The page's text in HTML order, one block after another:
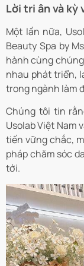
Lời tri ân và kỳ
Một lần nữa,
Beauty Spa by
hành cùng
nhau phát triển,
trong ngành làm
Chúng tôi tin
Usolab Việt Nam
tiến vững chắc,
pháp chăm sóc
tới.